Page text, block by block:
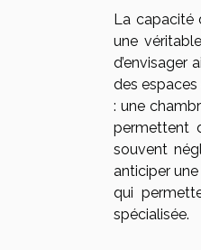
La capacité
une
d’envisager
des
: une
permettent
souvent
anticiper
qui
spécialisée.